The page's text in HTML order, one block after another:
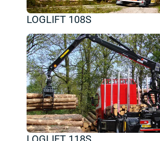
LOGLIFT 108S